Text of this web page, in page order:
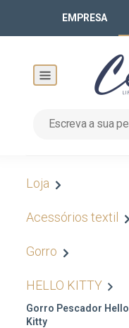
EMPRESA
Loja
Acessórios textil
Gorro
HELLO KITTY
Gorro Pescador Hello
Kitty